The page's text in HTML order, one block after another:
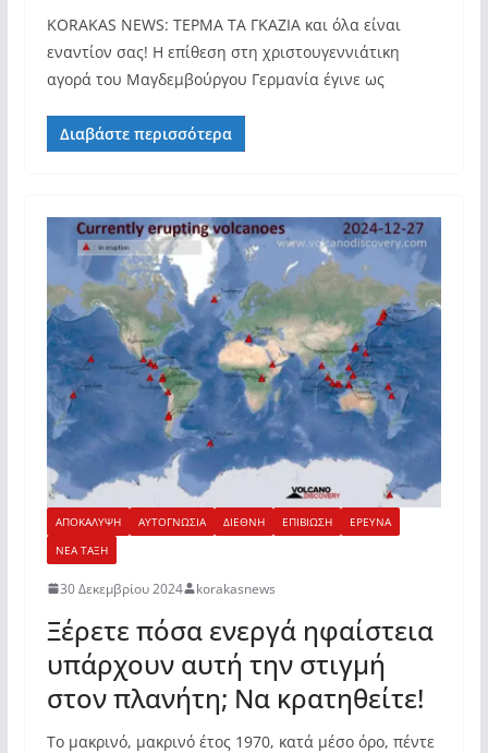
KORAKAS NEWS: ΤΕΡΜΑ ΤΑ ΓΚΑΖΙΑ και όλα είναι
εναντίον σας! Η επίθεση στη χριστουγεννιάτικη
αγορά του Μαγδεμβούργου Γερμανία έγινε ως
Διαβάστε περισσότερα
ΑΠΟΚΑΛΥΨΗ ΑΥΤΟΓΝΩΣΙΑ ΔΙΕΘΝΗ ΕΠΙΒΙΩΣΗ
ΕΡΕΥΝΑ
ΝΕΑ ΤΑΞΗ
30 Δεκεμβρίου 2024 korakasnews
Ξέρετε πόσα ενεργά ηφαίστεια
υπάρχουν αυτή την στιγμή
στον πλανήτη; Να κρατηθείτε!
Το μακρινό, μακρινό έτος 1970, κατά μέσο όρο, πέντε